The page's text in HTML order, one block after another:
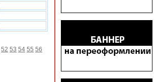
52 53 54 55 56